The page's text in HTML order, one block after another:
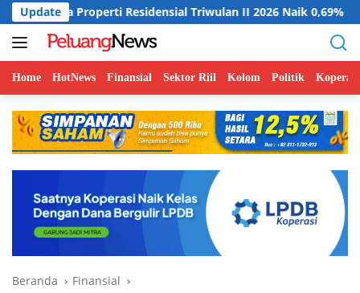
Langsung
ke
konten
Update
Residensial Triwulan II 2026 Naik 0,69%
Home HotNews Finansial Sektor Riil Kolom Politik Koperasi
Beranda Finansial